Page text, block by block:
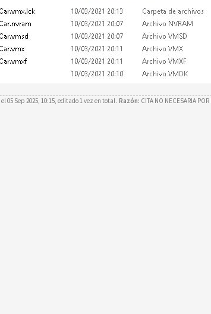
el 05 Sep 2025, 10:15, editado 1 vez en total. Razón: CITA NO NECESARIA